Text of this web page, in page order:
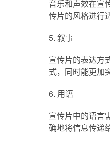
音乐和声效在宣
传片的风格进行
5. 叙事
宣传片的表达方
式，同时能更加
6. 用语
宣传片中的语言
确地将信息传递